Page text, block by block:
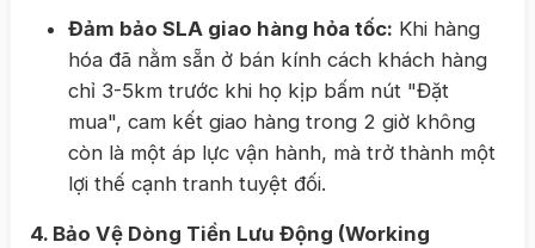
Đảm bảo SLA giao hàng hỏa tốc: Khi hàng
hóa đã nằm sẵn ở bán kính cách khách hàng
chỉ 3-5km trước khi họ kịp bấm nút "Đặt
mua", cam kết giao hàng trong 2 giờ không
còn là một áp lực vận hành, mà trở thành một
lợi thế cạnh tranh tuyệt đối.
4. Bảo Vệ Dòng Tiền Lưu Động (Working